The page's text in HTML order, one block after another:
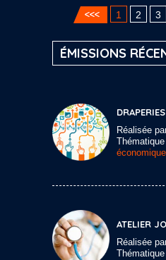
1 2 3
ÉMISSIONS
Réalisée
ATELIER
Réalisée